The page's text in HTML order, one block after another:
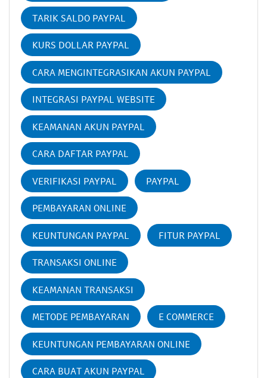
TARIK SALDO PAYPAL
KURS DOLLAR PAYPAL
CARA MENGINTEGRASIKAN AKUN PAYPAL
INTEGRASI PAYPAL WEBSITE
KEAMANAN AKUN PAYPAL
CARA DAFTAR PAYPAL
VERIFIKASI PAYPAL PAYPAL
PEMBAYARAN ONLINE
KEUNTUNGAN PAYPAL FITUR PAYPAL
TRANSAKSI ONLINE
KEAMANAN TRANSAKSI
METODE PEMBAYARAN E COMMERCE
KEUNTUNGAN PEMBAYARAN ONLINE
CARA BUAT AKUN PAYPAL